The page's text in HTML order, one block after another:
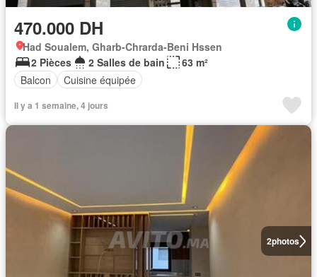
470.000 DH
Had Soualem, Gharb-Chrarda-Beni Hssen
2 Pièces
2 Salles de bain
63 m²
Balcon
Cuisine équipée
Il y a 1 semaine, 4 jours
2photos